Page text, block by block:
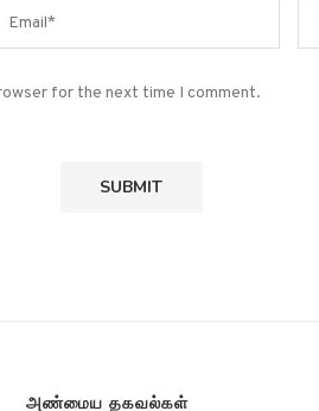
for the next time I comment.
அண்மைய தகவல்கள்